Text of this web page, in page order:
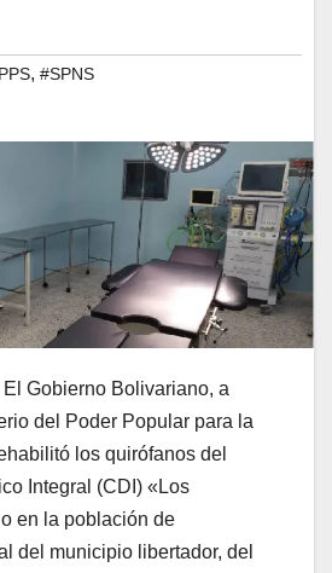
, #SPNS
El Gobierno Bolivariano, a
del Poder Popular para la
los quirófanos del
Integral (CDI) «Los
en la población de
del municipio libertador, del